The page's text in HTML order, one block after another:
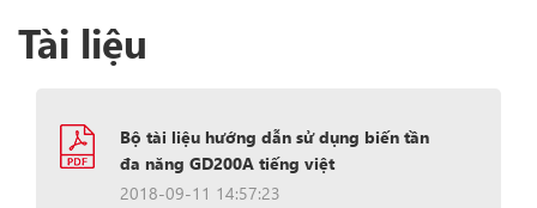
Tài liệu
Bộ tài liệu hướng dẫn sử dụng biến tần
đa năng GD200A tiếng việt
2018-09-11 14:57:23